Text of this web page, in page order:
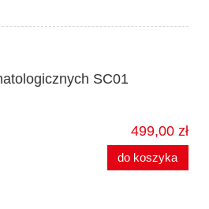
SC01
499,00 zł
do koszyka